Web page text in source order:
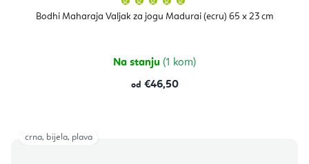
Bodhi Maharaja Valjak za jogu Madurai (ecru) 65 x 23 cm
proizvoda
je
zvjezdica.
Na stanju (1 kom)
od €46,50
crna, bijela, plava